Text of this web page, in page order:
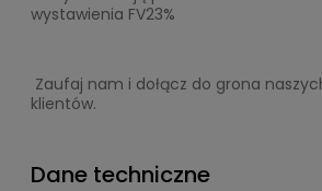
wystawienia FV23%
Zaufaj nam i dołącz do grona
klientów.
Dane techniczne